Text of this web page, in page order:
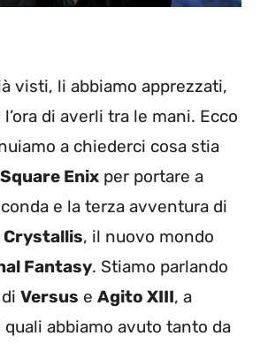
visti, li abbiamo apprezzati,
di averli tra le mani. Ecco
a chiederci cosa stia
Square Enix per portare a
e la terza avventura di
Crystallis, il nuovo mondo
Fantasy. Stiamo parlando
Versus e Agito XIII, a
abbiamo avuto tanto da